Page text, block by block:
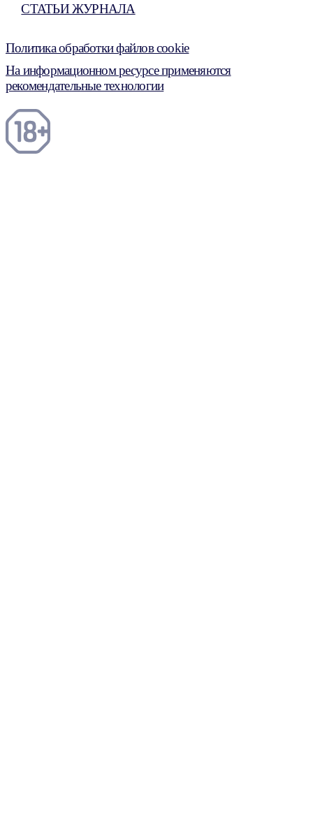
СТАТЬИ ЖУРНАЛА
Политика обработки файлов cookie
На информационном ресурсе применяются
рекомендательные технологии